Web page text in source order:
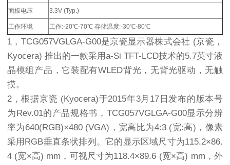
面板电压 3.3V (Typ.)
工作环境 工作:-20℃-70℃ 存储温度:-30℃-80℃
1，TCG057VGLGA-G00是京瓷显示器株式会社 (京瓷，
Kyocera) 推出的一款采用a-Si TFT-LCD技术的5.7英寸液
晶模组产品，它装配有WLED背光，无背光驱动，无触
摸。
2，根据京瓷 (Kyocera)于2015年3月17日发布的版本号
为Rev.01的产品规格书，TCG057VGLGA-G00显示分辨
率为640(RGB)×480 (VGA)，宽高比为4:3 (宽:高)，像素
采用RGB垂直条状排列。它的显示区域尺寸为115.2×86.
4 (宽×高) mm，可视尺寸为118.4×89.6 (宽×高) mm，外